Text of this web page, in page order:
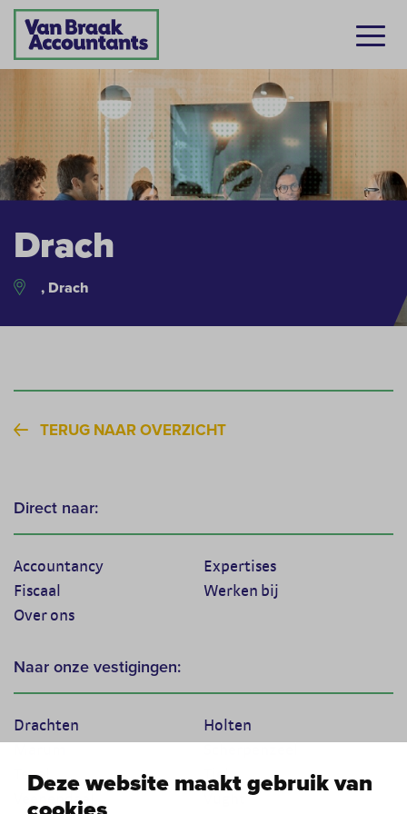
Deze website maakt gebruik van
Drach
, Drach
TERUG NAAR OVERZICHT
Direct naar:
Accountancy
Expertises
Fiscaal
Werken bij
Over ons
Naar onze vestigingen:
Drachten
Holten
Texel
Tiel
Veenendaal